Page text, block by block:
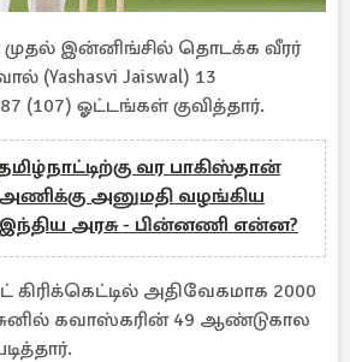
இன்னிங்சில் தொடக்க வீரர்
Jaiswal) 13
(107) ஓட்டங்கள் குவித்தார்.
வர பாகிஸ்தான்
அணிக்கு அனுமதி வழங்கிய
இந்திய அரசு - பின்னணி என்ன?
அதிவேகமாக 2000
கவாஸ்கரின் 49 ஆண்டுகால